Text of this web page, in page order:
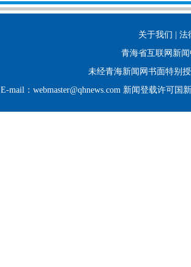
关于我们 |
青海省互联网新
未经青海新闻网书面特别
E-mail：webmaster@qhnews.com 新闻登载许可国